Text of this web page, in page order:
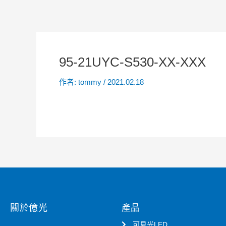
95-21UYC-S530-XX-XXX
作者: tommy / 2021.02.18
關於億光 產品